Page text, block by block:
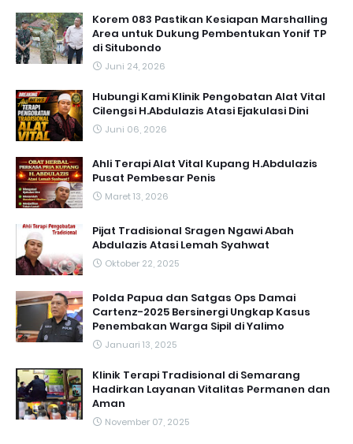
Korem 083 Pastikan Kesiapan Marshalling
Area untuk Dukung Pembentukan Yonif TP
di Situbondo
Juni 24, 2026
Hubungi Kami Klinik Pengobatan Alat Vital
Cilengsi H.Abdulazis Atasi Ejakulasi Dini
Juni 06, 2026
Ahli Terapi Alat Vital Kupang H.Abdulazis
Pusat Pembesar Penis
Maret 13, 2026
Pijat Tradisional Sragen Ngawi Abah
Abdulazis Atasi Lemah Syahwat
Oktober 22, 2025
Polda Papua dan Satgas Ops Damai
Cartenz-2025 Bersinergi Ungkap Kasus
Penembakan Warga Sipil di Yalimo
Januari 13, 2025
Klinik Terapi Tradisional di Semarang
Hadirkan Layanan Vitalitas Permanen dan
Aman
November 07, 2025